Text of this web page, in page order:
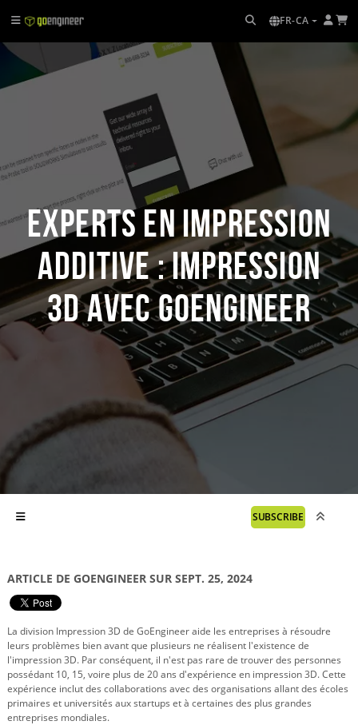
FR-CA
Experts en impression
additive : impression
3D avec GoEngineer
SUBSCRIBE
ARTICLE DE GOENGINEER SUR SEPT. 25, 2024
La division Impression 3D de GoEngineer aide les entreprises à résoudre
leurs problèmes bien avant que plusieurs ne réalisent l'existence de
l'impression 3D. Par conséquent, il n'est pas rare de trouver des personnes
possédant 10, 15, voire plus de 20 ans d'expérience en impression 3D. Cette
expérience inclut des collaborations avec des organisations allant des écoles
primaires et universités aux startups et à certaines des plus grandes
entreprises mondiales.